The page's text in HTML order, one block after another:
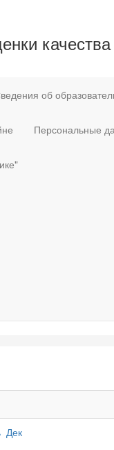
качества
об
Персональные
Дек